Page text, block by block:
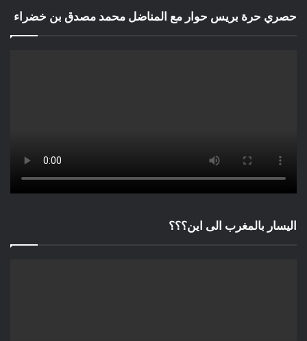
حصري حرة بريس حوار مع المناضل محمد مصدق بن خضراء
اليسار بالمغرب الى اين؟؟؟